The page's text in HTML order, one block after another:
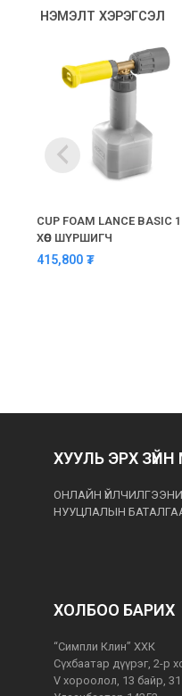
НЭМЭЛТ ХЭРЭГСЭЛ
CUP FOAM LANCE BASIC
ХӨӨС ШҮРШИГЧ
415,800 ₮
ХУУЛЬ ЭРХ
ОНЛАЙН
НУУЦЛАЛЫН
ХОЛБОО БАРИХ
“Симпли Клин” ХХК
Сүхбаатар дүүрэг, 2-р
V хороолол, 13 байр,